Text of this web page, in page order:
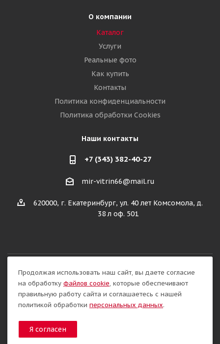
О компании
Каталог
Услуги
Реальные фото
Как купить
Контакты
Политика конфиденциальности
Политика обработки Cookies
Наши контакты
+7 (343) 382-40-27
mir-vitrin66@mail.ru
620000, г. Екатеринбург, ул. 40 лет Комсомола, д.
38 л оф. 501
Разработка сайта:
Продолжая использовать наш сайт, вы даете согласие
на обработку файлов cookie, которые обеспечивают
правильную работу сайта и соглашаетесь с нашей
политикой обработки персональных данных.
Я согласен